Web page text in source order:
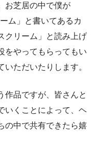
お芝居の中で僕が
ム」と書いてあるカ
クリーム」と読み上げ
をやってもらってもい
ただいたりします。
作品ですが、皆さんと
いくことによって、ヘ
の中で共有できたら嬉